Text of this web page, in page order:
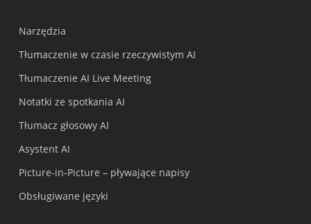
Narzędzia
Tłumaczenie w czasie rzeczywistym AI
Tłumaczenie AI Live Meeting
Notatki ze spotkania AI
Tłumacz głosowy AI
Asystent AI
Picture-in-Picture – pływające napisy
Obsługiwane języki